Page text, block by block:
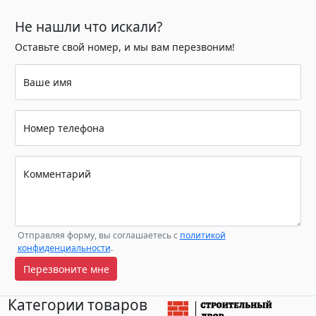
Не нашли что искали?
Оставьте свой номер, и мы вам перезвоним!
Ваше имя
Номер телефона
Комментарий
Отправляя форму, вы соглашаетесь с политикой
конфиденциальности.
Перезвоните мне
Категории товаров